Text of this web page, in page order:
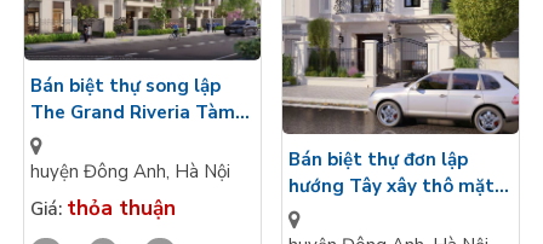
Bán biệt thự song lập
The Grand Riveria Tàm
Xá hướng Nam sân vườn
rộng - 3 tầng 1 tum
huyện Đông Anh, Hà Nội
Giá: thỏa thuận
Bán biệt thự đơn lập
hướng Tây xây thô mặt
trong 4 tầng gần công
viên The Grand Riveria